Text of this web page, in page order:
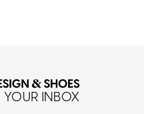
YOUR INBOX